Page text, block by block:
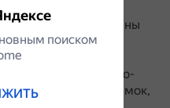
вздутые, пустые
в диаметре, утолщены
У одуванчика
или линейно-
без зубцов и выемок,
поиском